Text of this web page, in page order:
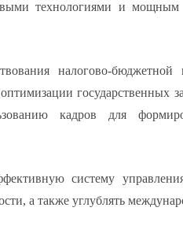
технологиями и
налогово-
государственных
кадров для
систему
а также углублять